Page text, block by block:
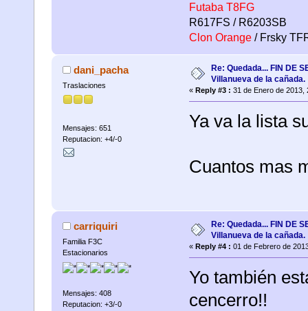
Futaba T8FG
R617FS / R6203SB
Clon Orange/ Frsky
dani_pacha
Traslaciones
Mensajes: 651
Reputacion: +4/-0
Re: Quedada... FIN DE
Villanueva de la cañada.
« Reply #3 : 31 de Enero de 2013,
Ya va la lista
Cuantos mas
carriquiri
Familia F3C
Estacionarios
Mensajes: 408
Reputacion: +3/-0
Re: Quedada... FIN DE
Villanueva de la cañada.
« Reply #4 : 01 de Febrero de
Yo también
cencerro!!